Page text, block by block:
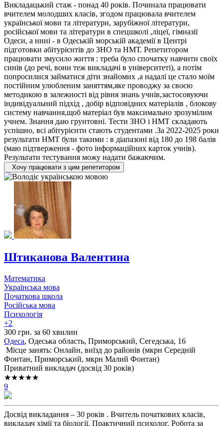
Викладацький стаж - понад 40 років. Починала працювати
вчителем молодших класів, згодом працювала вчителем
української мови та літератури, зарубіжної літератури,
російської мови та літератури в спецшколі ,ліцеї, гімназії
Одеси, а нині - в Одеській морській академії в Центрі
підготовки абітурієнтів до ЗНО та НМТ. Репетитором
працювати змусило життя : треба було спочатку навчити своїх
синів (до речі, вони теж викладачі в університеті), а потім
попросилися займатися діти знайомих ,а надалі це стало моїм
постійним улюбленим заняттям,яке проводжу за своєю
методикою в залежності від рівня знань учнів,застосовуючи
індивідуальний підхід , добір відповідних матеріалів , блокову
систему навчання,щоб матеріал був максимально зрозумілим
учнем. Знання даю грунтовні. Тести ЗНО і НМТ складають
успішно, всі абітурієнти стають студентами .За 2022-2025 роки
результати НМТ були такими : в діапазоні від 180 до 198 балів
(маю підтверження - фото інформаційних карток учнів).
Результати тестування можу надати бажаючим.
Хочу працювати з цим репетитором
Штиканова Валентина
Математика
Українська мова
Початкова школа
Російська мова
Психологія
+2
300 грн. за 60 хвилин
Одеса, Одеська область, Приморський, Сегедська, 16
Місце занять: Онлайн, виїзд до районів (мкрн Середній
Фонтан, Приморський, мкрн Малий Фонтан)
Приватний викладач (досвід 30 років)
★★★★★
9
Досвід викладання – 30 років . Вчитель початкових класів,
викладач хімії та біології. Практичний психолог. Робота за